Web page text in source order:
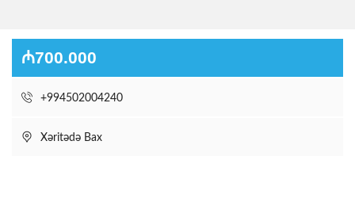
₼700.000
+994502004240
Xəritədə Bax